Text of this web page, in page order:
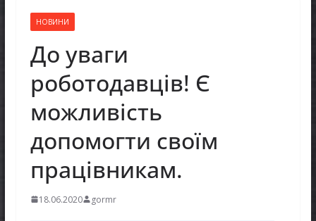
НОВИНИ
До уваги
роботодавців! Є
можливість
допомогти своїм
працівникам.
18.06.2020 gormr